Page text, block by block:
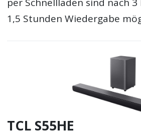
1,5 Stunden Wiedergabe
TCL S55HE